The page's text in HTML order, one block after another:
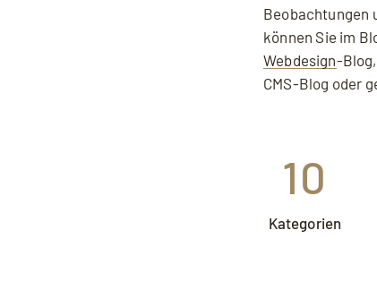
Beobachtungen
können Sie im
Webdesign-Blog,
CMS-Blog oder
10
Kategorien
Mit dem Aufruf des Videos